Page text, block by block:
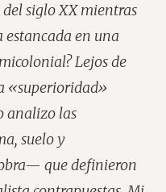
siglo XX mientras
en una
Lejos de
«superioridad»
analizo las
suelo y
que definieron